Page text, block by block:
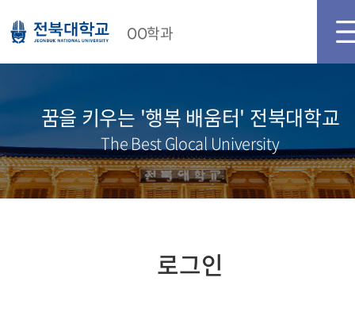
OO학과
꿈을 키우는 '행복 배움터' 전북대학교
The Best Glocal University
로그인